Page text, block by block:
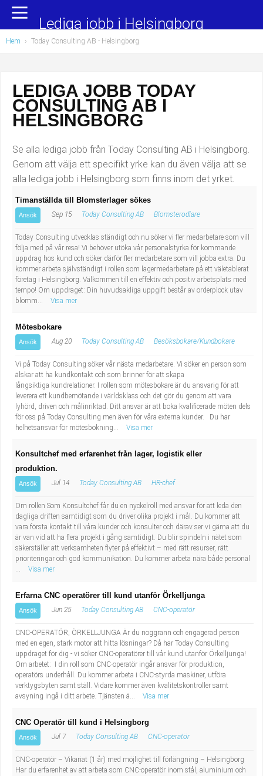
Yrkesområden
Administration, ekonomi, juridik
Chefer och verksamhetsledare
Data/IT
Försäljning, inköp, marknadsföring
Hantverksyrken
Hotell, restaurang, storhushåll
Hälso- och sjukvård
Industriell tillverkning
Installation, drift, underhåll
Kropps- och skönhetsvård
Kultur, media, design
Militärt arbete
Naturbruk
Pedagogiskt arbete
Sanering och renhållning
Socialt arbete
Säkerhetsarbete
Tekniskt arbete
Transport
Populära jobb
Undersköterska, hemtjänst och äldreboende
Barnskötare
Lärare i förskola/Förskollärare
Lagerarbetare
Bussförare/Busschaufför
Elevassistent
Personlig assistent
Behandlingsassistent/Socialpedagog
Tandsköterska
Budbilsförare
Tidningsbud/Tidningsdistributör
Lärare i fritidshem/Fritidspedagog
Taxiförare/Taxichaufför
sekreterare
Lastbilsförare m.fl.
Fastighetsskötare
Informatör/Kommunikatör
Brevbärare
Sjuksköterska, grundutbildad
Kock, storhushåll
Undersköterska, vård- o specialavd. o mottagning
Administrativ assistent
Lärare i gymnasiet
Lediga jobb i Helsingborg
Hem › Today Consulting AB - Helsingborg
LEDIGA JOBB TODAY
CONSULTING AB I
HELSINGBORG
Se alla lediga jobb från Today Consulting AB i Helsingborg.
Genom att välja ett specifikt yrke kan du även välja att se
alla lediga jobb i Helsingborg som finns inom det yrket.
Timanställda till Blomsterlager sökes
Ansök Sep 15 Today Consulting AB Blomsterodlare
Today Consulting utvecklas ständigt och nu söker vi fler medarbetare som vill
följa med på vår resa! Vi behöver utöka vår personalstyrka för kommande
uppdrag hos kund och söker därför fler medarbetare som vill jobba extra. Du
kommer arbeta självständigt i rollen som lagermedarbetare på ett väletablerat
företag i Helsingborg. Välkommen till en effektiv och positiv arbetsplats med
tempo! Om uppdraget: Din huvudsakliga uppgift består av orderplock utav
blomm...
Visa mer
Mötesbokare
Ansök Aug 20 Today Consulting AB Besöksbokare/Kundbokare
Vi på Today Consulting söker vår nästa medarbetare. Vi söker en person som
älskar att ha kundkontakt och som brinner för att skapa
långsiktiga kundrelationer. I rollen som mötesbokare är du ansvarig för att
leverera ett kundbemötande i världsklass och det gör du genom att vara
lyhörd, driven och målinriktad. Ditt ansvar är att boka kvalificerade möten dels
för oss på Today Consulting men även för våra externa kunder. Du har
helhetsansvar för mötesbokning...
Visa mer
Konsultchef med erfarenhet från lager, logistik eller
produktion.
Ansök Jul 14 Today Consulting AB HR-chef
Om rollen Som Konsultchef får du en nyckelroll med ansvar för att leda den
dagliga driften samtidigt som du driver olika projekt i mål. Du kommer att
vara första kontakt till våra kunder och konsulter och därav ser vi gärna att du
är van vid att ha flera projekt i gång samtidigt. Du blir spindeln i nätet som
säkerställer att verksamheten flyter på effektivt – med rätt resurser, rätt
prioriteringar och god kommunikation. Du kommer arbeta nära både personal
...
Visa mer
Erfarna CNC operatörer till kund utanför Örkelljunga
Ansök Jun 25 Today Consulting AB CNC-operatör
CNC-OPERATÖR, ÖRKELLJUNGA Är du noggrann och engagerad person
med en egen, stark motor att hitta lösningar? Då har Today Consulting
uppdraget för dig - vi söker CNC-operatörer till vår kund utanför Örkelljunga!
Om arbetet: I din roll som CNC-operatör ingår ansvar för produktion,
operatörs underhåll. Du kommer arbeta i CNC-styrda maskiner, utföra
verktygsbyten samt ställ. Vidare kommer även kvalitetskontroller samt
avsyning ingå i ditt arbete. Tjänsten ä...
Visa mer
CNC Operatör till kund i Helsingborg
Ansök Jul 7 Today Consulting AB CNC-operatör
CNC-operatör – Vikariat (1 år) med möjlighet till förlängning – Helsingborg
Har du erfarenhet av att arbeta som CNC-operatör inom stål, aluminium och